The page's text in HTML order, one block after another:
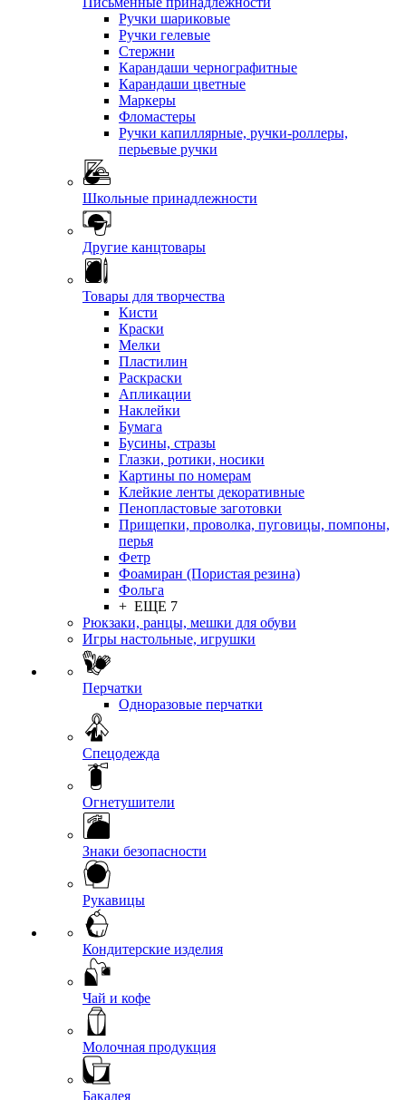
Ручки шариковые
Ручки гелевые
Стержни
Карандаши чернографитные
Карандаши цветные
Маркеры
Фломастеры
Ручки капиллярные, ручки-роллеры,
перьевые ручки
Школьные принадлежности
Другие канцтовары
Товары для творчества
Кисти
Краски
Мелки
Пластилин
Раскраски
Апликации
Наклейки
Бумага
Бусины, стразы
Глазки, ротики, носики
Картины по номерам
Клейкие ленты декоративные
Пенопластовые заготовки
Прищепки, проволка, пуговицы, помпоны,
перья
Фетр
Фоамиран (Пористая резина)
Фольга
+ ЕЩЕ 7
Рюкзаки, ранцы, мешки для обуви
Игры настольные, игрушки
Перчатки
Одноразовые перчатки
Спецодежда
Огнетушители
Знаки безопасности
Рукавицы
Кондитерские изделия
Чай и кофе
Молочная продукция
Бакалея